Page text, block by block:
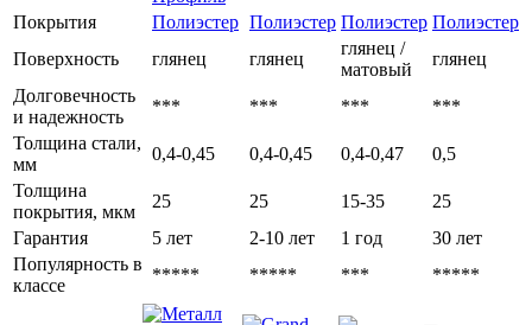
Покрытия Полиэстер Полиэстер Полиэстер Полиэстер
Поверхность
глянец глянец
глянец /
матовый
глянец
Долговечность
и надежность
*** *** ***
***
Толщина стали,
мм
0,4-0,45 0,4-0,45 0,4-0,47
0,5
Толщина
покрытия, мкм
25 25 15-35
25
Гарантия
5 лет 2-10 лет 1 год
30 лет
Популярность в
классе
***** ***** *** *****